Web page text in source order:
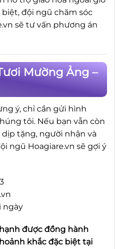
đội ngũ chăm sóc
sẽ tư vấn phương án
Mường Ảng –
ý, chỉ cần gửi hình
tôi. Nếu bạn vẫn còn
tặng, người nhận và
ngũ Hoagiare.vn sẽ gợi ý
ngày
được đồng hành
khắc đặc biệt tại